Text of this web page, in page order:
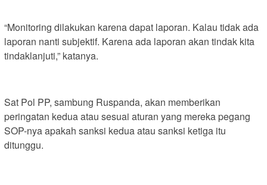
“Monitoring dilakukan karena dapat laporan. Kalau tidak ada
laporan nanti subjektif. Karena ada laporan akan tindak kita
tindaklanjuti,” katanya.
Sat Pol PP, sambung Ruspanda, akan memberikan
peringatan kedua atau sesuai aturan yang mereka pegang
SOP-nya apakah sanksi kedua atau sanksi ketiga itu
ditunggu.